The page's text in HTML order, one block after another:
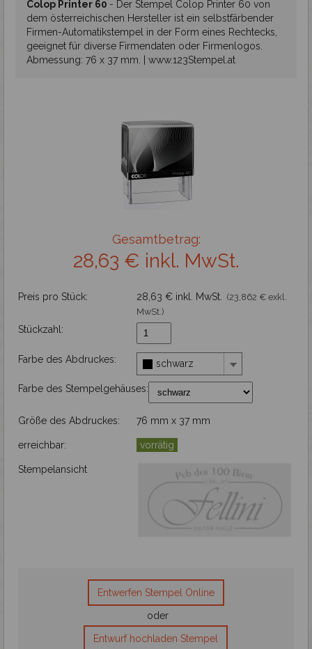
Ziffernstempel mit Text Colop Printer
Datumstempel mit Text Colop Printer
Professionelle Stempel
Holzstempel und Royal Mark
Gravieren
Colop Printer 60 - Der Stempel Colop Printer 60 von
dem österreichischen Hersteller ist ein selbstfärbender
Firmen-Automatikstempel in der Form eines Rechtecks,
geeignet für diverse Firmendaten oder Firmenlogos.
Abmessung: 76 x 37 mm. | www.123Stempel.at
Gesamtbetrag:
28,63 € inkl. MwSt.
Preis pro Stück: 28,63 € inkl. MwSt.
(23,862 € exkl.
MwSt.)
Stückzahl:
Farbe des Abdruckes: schwarz
Farbe des Stempelgehäuses:
Größe des Abdruckes: 76 mm x 37 mm
erreichbar: vorrätig
Stempelansicht
Entwerfen Stempel Online
oder
Entwurf hochladen Stempel